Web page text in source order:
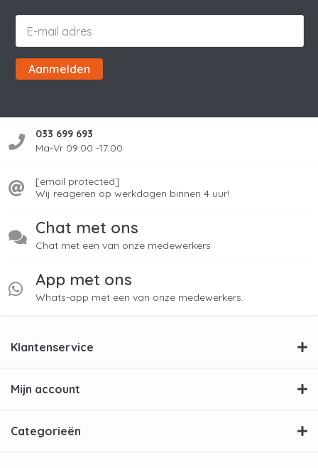
Aanmelden
033 699 693
Ma-Vr 09:00 -17:00
[email protected]
Wij reageren op werkdagen binnen 4 uur!
Chat met ons
Chat met een van onze medewerkers
App met ons
Whats-app met een van onze medewerkers.
Klantenservice
Mijn account
Categorieën